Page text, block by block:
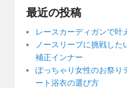
最近の投稿
レースカーディガンで叶
ノースリーブに挑戦し
補正インナー
ぽっちゃり女性のお祭り
ート浴衣の選び方